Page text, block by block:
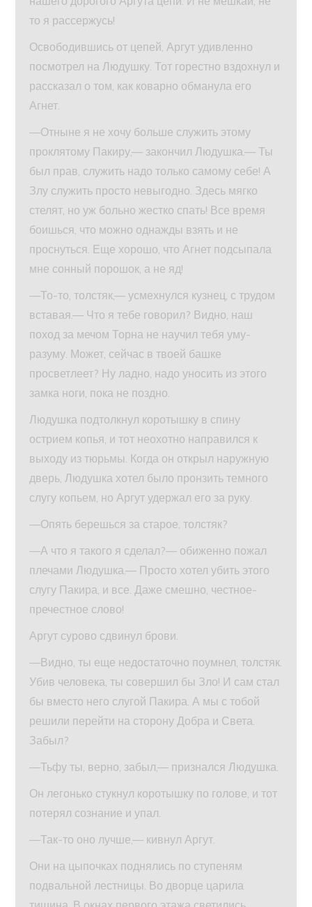
то я рассержусь!
Освободившись от цепей, Аргут удивленно
посмотрел на Людушку. Тот горестно вздохнул и
рассказал о том, как коварно обманула его
Агнет.
—Отныне я не хочу больше служить этому
проклятому Пакиру,— закончил Людушка.— Ты
был прав, служить надо только самому себе! А
Злу служить просто невыгодно. Здесь мягко
стелят, но уж больно жестко спать! Все время
боишься, что можно однажды взять и не
проснуться. Еще хорошо, что Агнет подсыпала
мне сонный порошок, а не яд!
—То-то, толстяк,— усмехнулся кузнец, с трудом
вставая.— Что я тебе говорил? Видно, наш
поход за мечом Торна не научил тебя уму-
разуму. Может, сейчас в твоей башке
просветлеет? Ну ладно, надо уносить из этого
замка ноги, пока не поздно.
Людушка подтолкнул коротышку в спину
острием копья, и тот неохотно направился к
выходу из тюрьмы. Когда он открыл наружную
дверь, Людушка хотел было пронзить темного
слугу копьем, но Аргут удержал его за руку.
—Опять берешься за старое, толстяк?
—А что я такого я сделал?— обиженно пожал
плечами Людушка.— Просто хотел убить этого
слугу Пакира, и все. Даже смешно, честное-
пречестное слово!
Аргут сурово сдвинул брови.
—Видно, ты еще недостаточно поумнел, толстяк.
Убив человека, ты совершил бы Зло! И сам стал
бы вместо него слугой Пакира. А мы с тобой
решили перейти на сторону Добра и Света.
Забыл?
—Тьфу ты, верно, забыл,— признался Людушка.
Он легонько стукнул коротышку по голове, и тот
потерял сознание и упал.
—Так-то оно лучше,— кивнул Аргут.
Они на цыпочках поднялись по ступеням
подвальной лестницы. Во дворце царила